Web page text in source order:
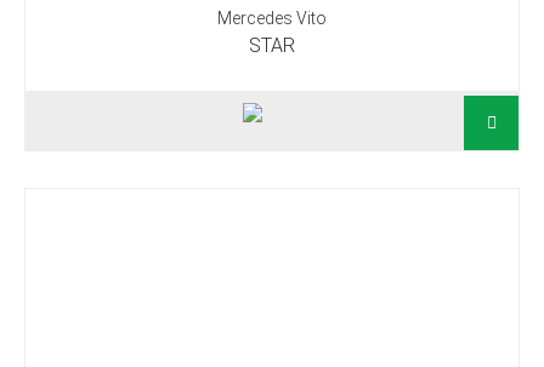
Mercedes Vito
STAR